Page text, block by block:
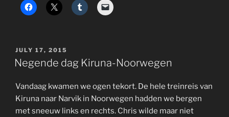
POSTED
ON
JULY 17, 2015
Negende dag Kiruna-Noorwegen
Vandaag kwamen we ogen tekort. De hele treinreis van
Kiruna naar Narvik in Noorwegen hadden we bergen
met sneeuw links en rechts. Chris wilde maar niet